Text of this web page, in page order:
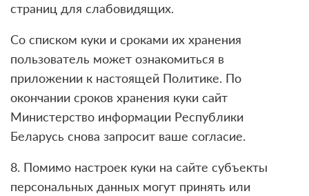
страниц для слабовидящих.
Со списком куки и сроками их хранения
пользователь может ознакомиться в
приложении к настоящей Политике. По
окончании сроков хранения куки сайт
Министерство информации Республики
Беларусь снова запросит ваше согласие.
8. Помимо настроек куки на сайте субъекты
персональных данных могут принять или